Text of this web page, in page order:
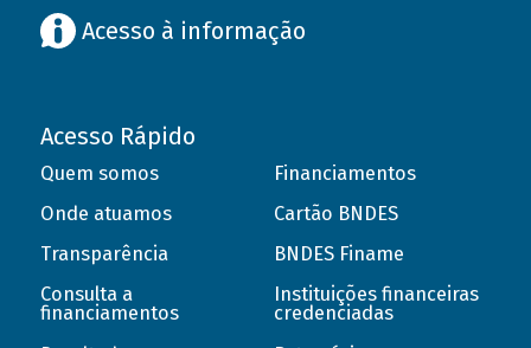
Acesso à informação
Acesso Rápido
Quem somos
Onde atuamos
Transparência
Consulta a
financiamentos
Financiamentos
Cartão BNDES
BNDES Finame
Instituições financeiras
credenciadas